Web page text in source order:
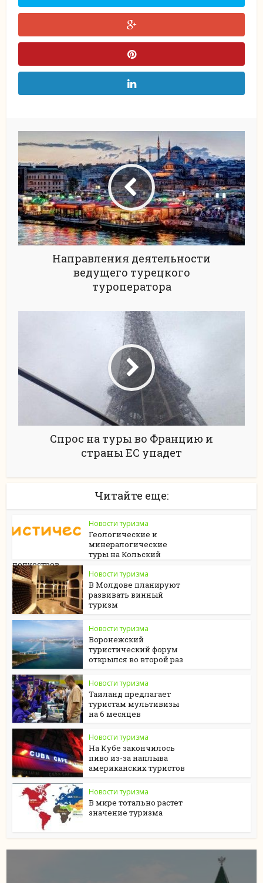
Направления деятельности
ведущего турецкого
туроператора
Спрос на туры во Францию и
страны ЕС упадет
Читайте еще:
Новости туризма
Геологические и
минералогические
туры на Кольский
полуостров
Новости туризма
В Молдове планируют
развивать винный
туризм
Новости туризма
Воронежский
туристический форум
открылся во второй раз
Новости туризма
Таиланд предлагает
туристам мультивизы
на 6 месяцев
Новости туризма
На Кубе закончилось
пиво из-за наплыва
американских туристов
Новости туризма
В мире тотально растет
значение туризма